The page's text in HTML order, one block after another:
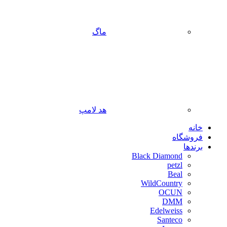
ماگ
هد لامپ
خانه
فروشگاه
برندها
Black Diamond
petzl
Beal
WildCountry
OCUN
DMM
Edelweiss
Santeco